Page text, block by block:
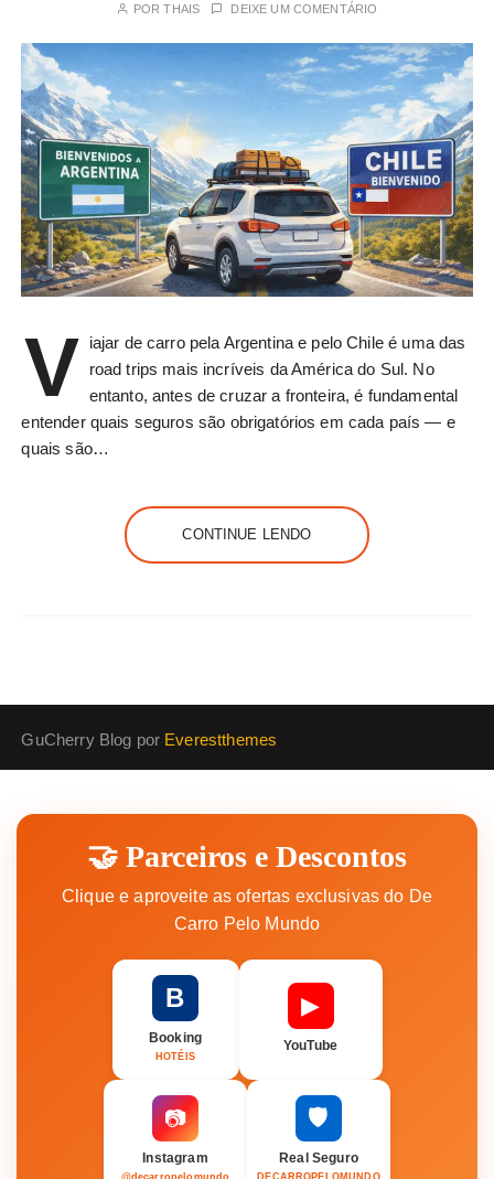
PORTHAIS DEIXE UM COMENTÁRIO
V iajar de carro pela Argentina e pelo Chile é uma das
road trips mais incríveis da América do Sul. No
entanto, antes de cruzar a fronteira, é fundamental
entender quais seguros são obrigatórios em cada país — e
quais são…
CONTINUE LENDO
GuCherry Blog por Everestthemes
🤝 Parceiros e Descontos
Clique e aproveite as ofertas exclusivas do De
Carro Pelo Mundo
B
Booking
HOTÉIS
▶
YouTube
📷
Instagram
@decarropelomundo
🛡️
Real Seguro
DECARROPELOMUNDO